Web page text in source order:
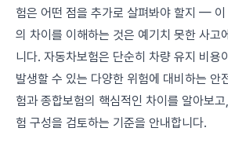
험은 어떤 점을 추가로 살펴봐야 할지 — 이
의 차이를 이해하는 것은 예기치 못한 사고
니다. 자동차보험은 단순히 차량 유지 비용
발생할 수 있는 다양한 위험에 대비하는 안
험과 종합보험의 핵심적인 차이를 알아보
험 구성을 검토하는 기준을 안내합니다.